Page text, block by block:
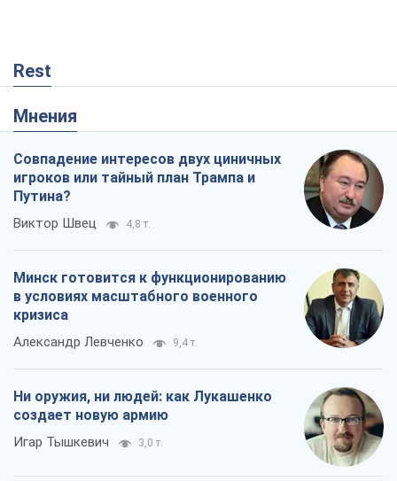
Rest
Мнения
Совпадение интересов двух циничных
игроков или тайный план Трампа и
Путина?
Виктор Швец 4,8 т.
Минск готовится к функционированию
в условиях масштабного военного
кризиса
Александр Левченко 9,4 т.
Ни оружия, ни людей: как Лукашенко
создает новую армию
Игар Тышкевич 3,0 т.